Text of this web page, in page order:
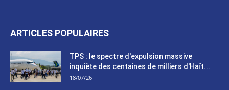
ARTICLES POPULAIRES
TPS : le spectre d'expulsion massive
inquiète des centaines de milliers d'Haït...
18/07/26